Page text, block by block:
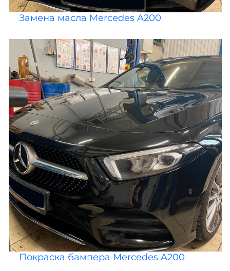
Замена масла Mercedes A200
Покраска бампера Mercedes A200